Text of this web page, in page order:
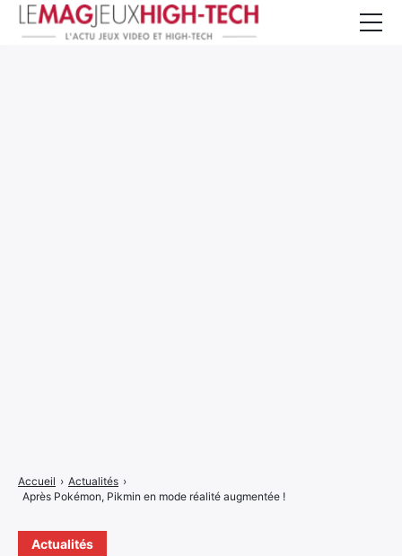
Actualités
Accueil › Actualités ›
Après Pokémon, Pikmin en mode réalité augmentée !